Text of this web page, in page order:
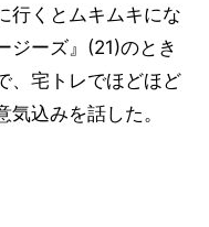
行くとムキムキにな
ジーズ』(21)のとき
、宅トレでほどほど
込みを話した。